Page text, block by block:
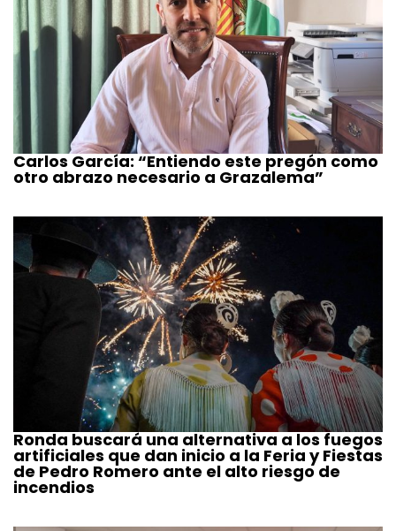
Carlos García: “Entiendo este pregón como
otro abrazo necesario a Grazalema”
Ronda buscará una alternativa a los fuegos
artificiales que dan inicio a la Feria y Fiestas
de Pedro Romero ante el alto riesgo de
incendios